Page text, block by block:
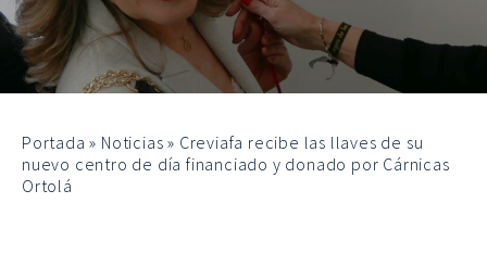
Portada » Noticias » Creviafa recibe las llaves de su
nuevo centro de día financiado y donado por Cárnicas
Ortolá